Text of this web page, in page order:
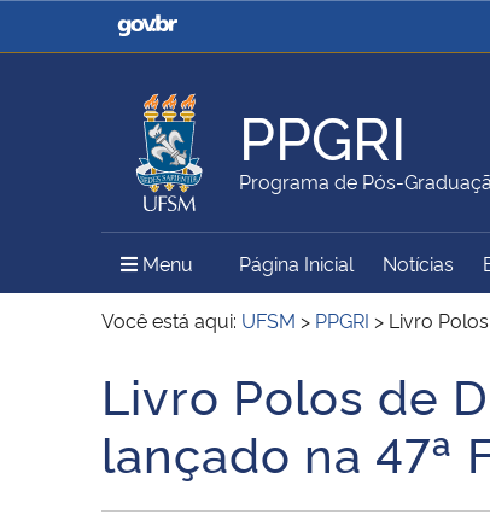
Casa Civil
Ministério da
Ministério da Agricultura,
Pecuária e Abastecimento
Ministério da
Ministério do Meio Ambiente Ministério do
Secretaria de Governo
Gabinete de
Institucional
PPGRI
Programa de Pós-
Menu Menu Principal do Sítio
Página Inicial Notícias
Você está aqui: UFSM > PPGRI > Livro
Início do conteúdo
Livro Polos de
lançado na 47ª